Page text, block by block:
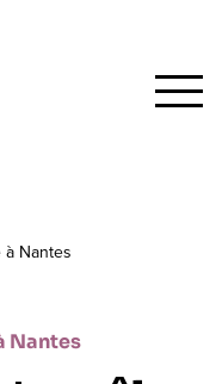
Nantes
Nantes